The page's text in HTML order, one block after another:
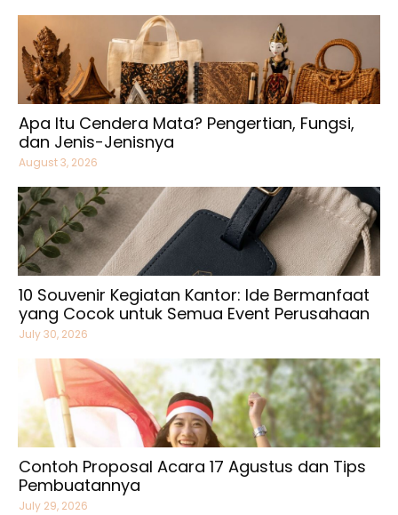
Apa Itu Cendera Mata? Pengertian, Fungsi,
dan Jenis-Jenisnya
August 3, 2026
10 Souvenir Kegiatan Kantor: Ide Bermanfaat
yang Cocok untuk Semua Event Perusahaan
July 30, 2026
Contoh Proposal Acara 17 Agustus dan Tips
Pembuatannya
July 29, 2026